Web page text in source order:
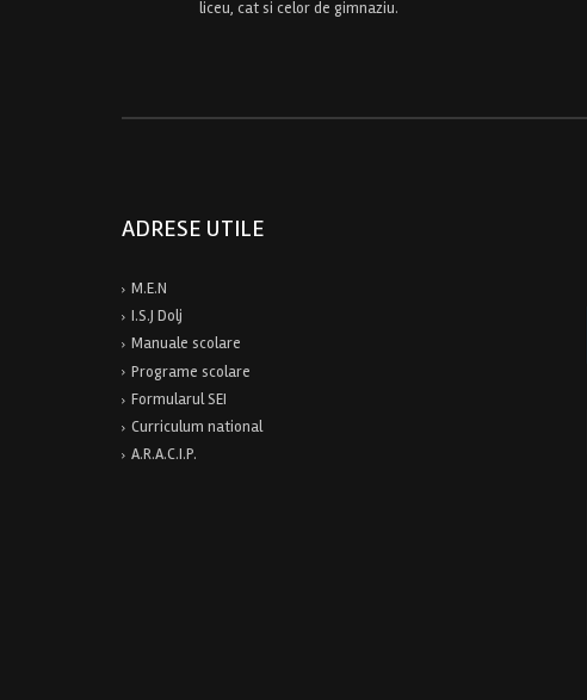
liceu, cat si celor de gimnaziu.
ADRESE UTILE
M.E.N
I.S.J Dolj
Manuale scolare
Programe scolare
Formularul SEI
Curriculum national
A.R.A.C.I.P.